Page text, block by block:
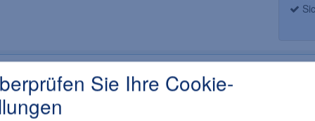
Sie Ihre Cookie-